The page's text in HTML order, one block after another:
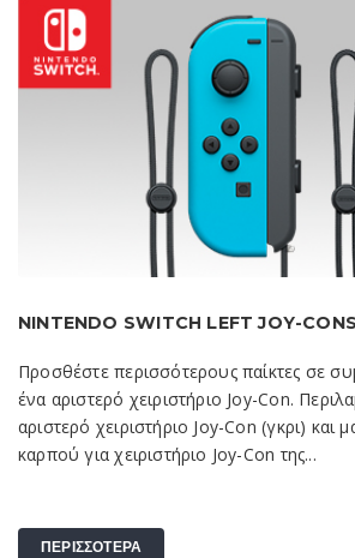
NINTENDO SWITCH LEFT JOY-CONS
Προσθέστε περισσότερους παίκτες σε
ένα αριστερό χειριστήριο Joy-Con.
αριστερό χειριστήριο Joy-Con (γκρι) και
καρπού για χειριστήριο Joy-Con της...
ΠΕΡΙΣΣΟΤΕΡΑ